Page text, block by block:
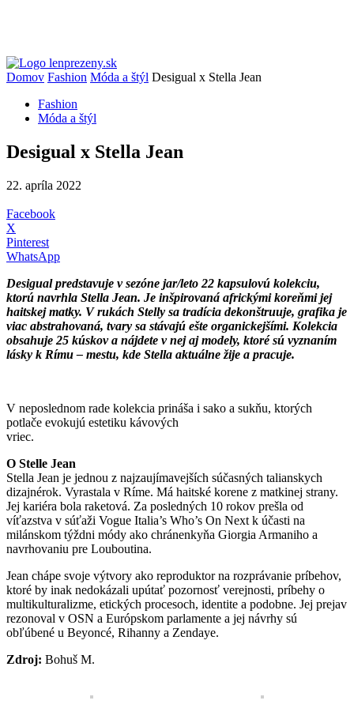
Domov Fashion Móda a štýl Desigual x Stella Jean
Fashion
Móda a štýl
Desigual x Stella Jean
22. apríla 2022
Facebook
X
Pinterest
WhatsApp
Desigual predstavuje v sezóne jar/leto 22 kapsulovú kolekciu,
ktorú navrhla Stella Jean. Je inšpirovaná africkými koreňmi jej
haitskej matky. V rukách Stelly sa tradícia dekonštruuje, grafika je
viac abstrahovaná, tvary sa stávajú ešte organickejšími. Kolekcia
obsahuje 25 kúskov a nájdete v nej aj modely, ktoré sú vyznaním
lásky k Rímu – mestu, kde Stella aktuálne žije a pracuje.
V neposlednom rade kolekcia prináša i sako a sukňu, ktorých
potlače evokujú estetiku kávových
vriec.
O Stelle Jean
Stella Jean je jednou z najzaujímavejších súčasných talianskych
dizajnérok. Vyrastala v Ríme. Má haitské korene z matkinej strany.
Jej kariéra bola raketová. Za posledných 10 rokov prešla od
víťazstva v súťaži Vogue Italia’s Who’s On Next k účasti na
milánskom týždni módy ako chránenkyňa Giorgia Armaniho a
navrhovaniu pre Louboutina.
Jean chápe svoje výtvory ako reproduktor na rozprávanie príbehov,
ktoré by inak nedokázali upútať pozornosť verejnosti, príbehy o
multikulturalizme, etických procesoch, identite a podobne. Jej prejav
rezonoval v OSN a Európskom parlamente a jej návrhy sú
obľúbené u Beyoncé, Rihanny a Zendaye.
Zdroj: Bohuš M.